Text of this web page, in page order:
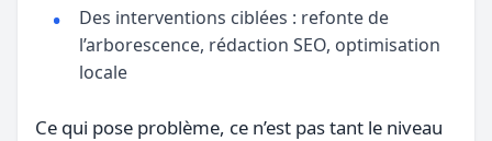
Des interventions ciblées : refonte de
l’arborescence, rédaction SEO, optimisation
locale
Ce qui pose problème, ce n’est pas tant le niveau